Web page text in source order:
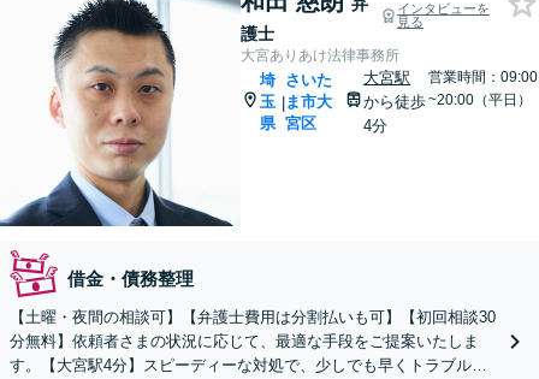
護士
インタビューを
見る
大宮ありあけ法律事務所
埼
玉
県
|
さいた
ま市大
宮区
大宮駅
から徒歩
4分
営業時間：09:00
~20:00（平日）
借金・債務整理
【土曜・夜間の相談可】【弁護士費用は分割払いも可】【初回相談30
分無料】依頼者さまの状況に応じて、最適な手段をご提案いたしま
す。【大宮駅4分】スピーディーな対処で、少しでも早くトラブルを